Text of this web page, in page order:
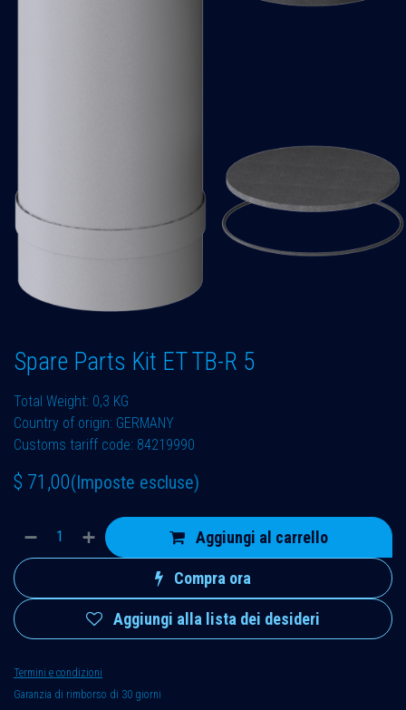
Spare Parts Kit ET TB-R 5
Total Weight: 0,3 KG
Country of origin: GERMANY
Customs tariff code: 84219990
$ 71,00(Imposte escluse)
Aggiungi al carrello
Compra ora
Aggiungi alla lista dei desideri
Termini e condizioni
Garanzia di rimborso di 30 giorni